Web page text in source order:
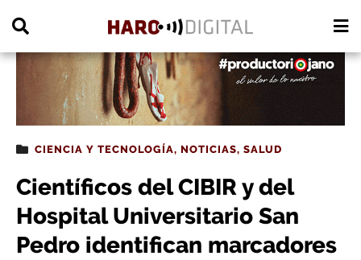
CIENCIA Y TECNOLOGÍA, NOTICIAS, SALUD
Científicos del CIBIR y del
Hospital Universitario San
Pedro identifican marcadores